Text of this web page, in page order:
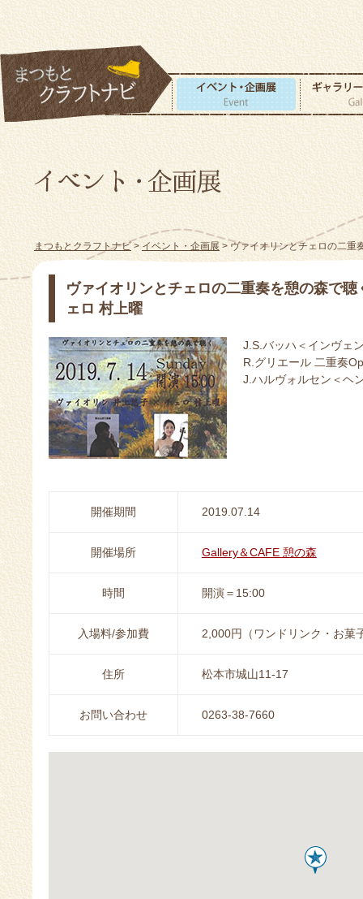
まつもとクラフトナビ>イベント・企画展> ヴァイオリンとチェロの二重
ヴァイオリンとチェロの二重奏を憩の森で
ェロ 村上曜
J.S.バッハ＜インヴェ
R.グリエール 二重奏
J.ハルヴォルセン＜ヘ
開催期間 2019.07.14
開催場所 Gallery＆CAFE 憩の森
時間 開演＝15:00
入場料/参加費 2,000円（ワンドリンク・お菓
住所 松本市城山11-17
お問い合わせ 0263-38-7660